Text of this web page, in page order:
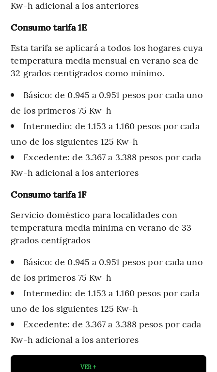
Kw-h adicional a los anteriores
Consumo tarifa 1E
Esta tarifa se aplicará a todos los hogares cuya
temperatura media mensual en verano sea de
32 grados centígrados como mínimo.
Básico: de 0.945 a 0.951 pesos por cada uno
de los primeros 75 Kw-h
Intermedio: de 1.153 a 1.160 pesos por cada
uno de los siguientes 125 Kw-h
Excedente: de 3.367 a 3.388 pesos por cada
Kw-h adicional a los anteriores
Consumo tarifa 1F
Servicio doméstico para localidades con
temperatura media mínima en verano de 33
grados centígrados
Básico: de 0.945 a 0.951 pesos por cada uno
de los primeros 75 Kw-h
Intermedio: de 1.153 a 1.160 pesos por cada
uno de los siguientes 125 Kw-h
Excedente: de 3.367 a 3.388 pesos por cada
Kw-h adicional a los anteriores
VER +